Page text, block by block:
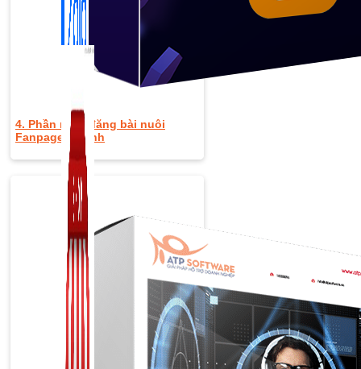
Zalo Marketing
104 bài viết
New
4. Phần mềm đăng bài nuôi
Fanpage vệ tinh